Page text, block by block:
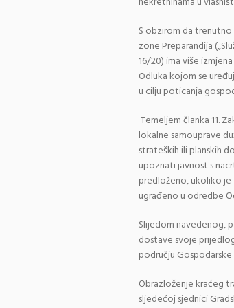
S obzirom da
zone Preparandija
16/20) ima više
Odluka kojom se
u cilju poticanja
Temeljem članka 11.
lokalne samouprave
strateških ili planskih
upoznati javnost s
predloženo, ukoliko
ugrađeno u odredbe
Slijedom navedenog,
dostave svoje
području
Obrazloženje kraćeg
sljedećoj sjednici